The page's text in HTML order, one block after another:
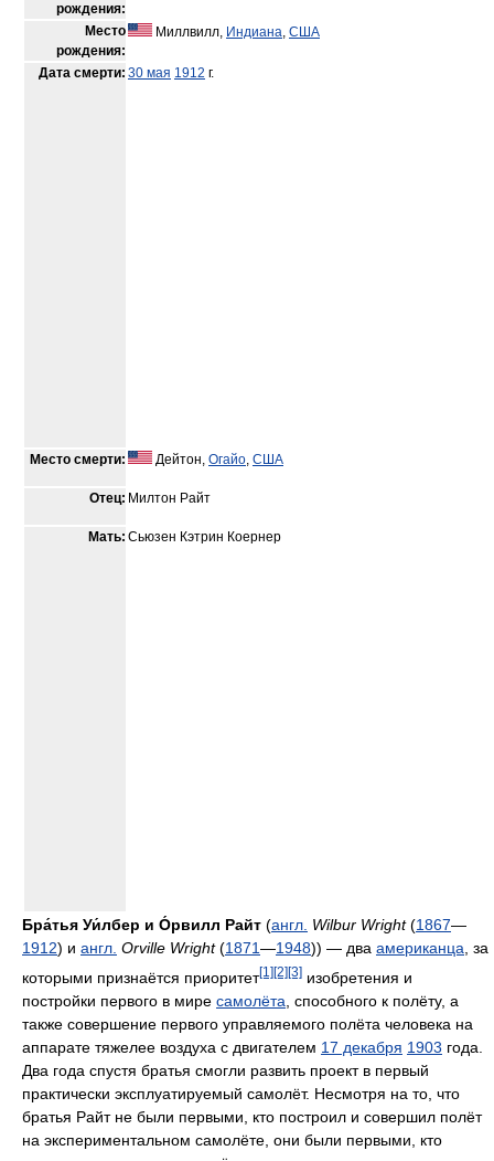
рождения:
Место
рождения:
Миллвилл, Индиана, США
Дата смерти: 30 мая 1912 г.
Место смерти: Дейтон, Огайо, США
Отец: Милтон Райт
Мать: Сьюзен Кэтрин Коернер
Бра́тья Уи́лбер и О́рвилл Райт (англ. Wilbur Wright(1867—
1912) и англ. Orville Wright(1871—1948)) — два американца , за
которыми признаётся приоритет[1][2][3] изобретения и
постройки первого в мире самолёта , способного к полёту, а
также совершение первого управляемого полёта человека на
аппарате тяжелее воздуха с двигателем 17 декабря 1903 года.
Два года спустя братья смогли развить проект в первый
практически эксплуатируемый самолёт. Несмотря на то, что
братья Райт не были первыми, кто построил и совершил полёт
на экспериментальном самолёте, они были первыми, кто